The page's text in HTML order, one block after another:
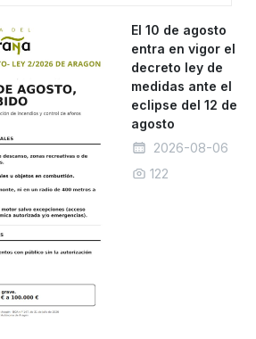
El 10 de agosto
entra en vigor el
decreto ley de
medidas ante el
eclipse del 12 de
agosto
2026-08-06
122